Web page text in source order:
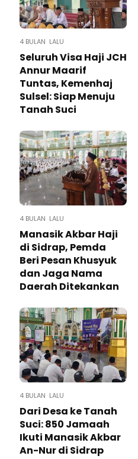
4 BULAN LALU
Seluruh Visa Haji JCH
Annur Maarif
Tuntas, Kemenhaj
Sulsel: Siap Menuju
Tanah Suci
4 BULAN LALU
Manasik Akbar Haji
di Sidrap, Pemda
Beri Pesan Khusyuk
dan Jaga Nama
Daerah Ditekankan
4 BULAN LALU
Dari Desa ke Tanah
Suci: 850 Jamaah
Ikuti Manasik Akbar
An-Nur di Sidrap